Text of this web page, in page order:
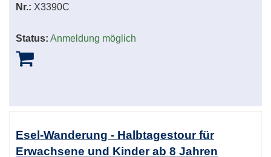
Nr.: X3390C
Status: Anmeldung möglich
Esel-Wanderung - Halbtagestour für
Erwachsene und Kinder ab 8 Jahren